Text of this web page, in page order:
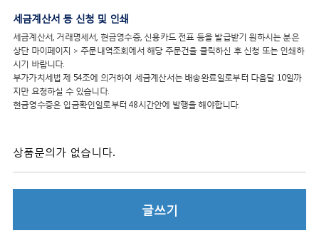
세금계산서 등 신청 및 인쇄
세금계산서, 거래명세서, 현금영수증, 신용카드 전표 등을 발급받기 원하시는 분은
상단 마이페이지 > 주문내역조회에서 해당 주문건을 클릭하신 후 신청 또는 인쇄하
시기 바랍니다.
부가가치세법 제 54조에 의거하여 세금계산서는 배송완료일로부터 다음달 10일까
지만 요청하실 수 있습니다.
현금영수증은 입금확인일로부터 48시간안에 발행을 해야합니다.
상품문의가 없습니다.
글쓰기